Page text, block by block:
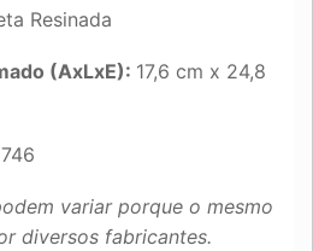
Resinada
(AxLxE): 17,6 cm x 24,8
746
variar porque o mesmo
diversos fabricantes.